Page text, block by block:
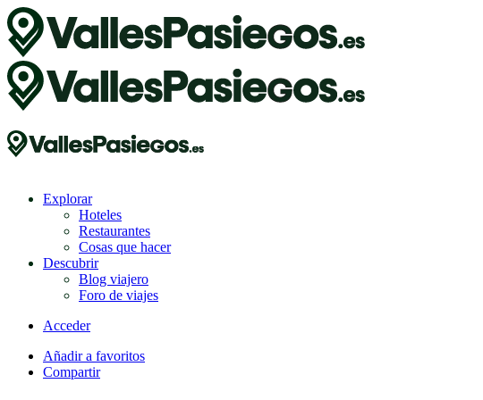
Explorar
Hoteles
Restaurantes
Cosas que hacer
Descubrir
Blog viajero
Foro de viajes
Acceder
Añadir a favoritos
Compartir